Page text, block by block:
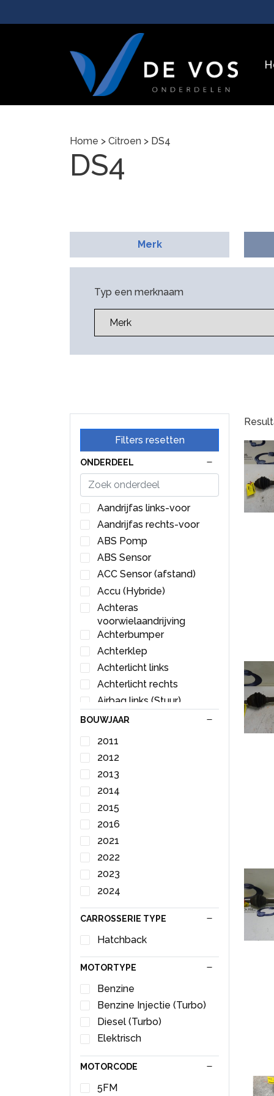
Home > Citroen > DS4
DS4
Merk
Typ een merknaam
Filters resetten
ONDERDEEL
Aandrijfas links-voor
Aandrijfas rechts-voor
ABS Pomp
ABS Sensor
ACC Sensor (afstand)
Accu (Hybride)
Achteras
voorwielaandrijving
Achterbumper
Achterklep
Achterlicht links
Achterlicht rechts
Airbag links (Stuur)
Airbag rechts (Dashboard)
Beschermplaat bodem
Binnenspiegel
Binnenverlichting voor
Bobine
Brandstofpomp Elektrisch
Brandstofpomp
Buitenspiegel links
Buitenspiegel rechts
Bumperframe voor
BOUWJAAR
2011
2012
2013
2014
2015
2016
2021
2022
2023
2024
CARROSSERIE TYPE
Hatchback
MOTORTYPE
Benzine
Benzine Injectie (Turbo)
Diesel (Turbo)
Elektrisch
MOTORCODE
5FM